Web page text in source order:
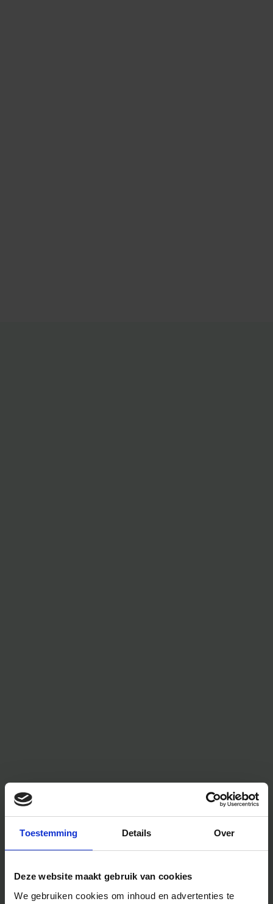
Toestemming Details Over
Deze website maakt gebruik van cookies
We gebruiken cookies om inhoud en advertenties te